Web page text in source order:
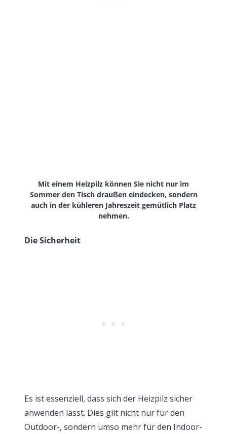
Mit einem Heizpilz können Sie nicht nur im
Sommer den Tisch draußen eindecken, sondern
auch in der kühleren Jahreszeit gemütlich Platz
nehmen.
Die Sicherheit
Es ist essenziell, dass sich der Heizpilz sicher
anwenden lässt. Dies gilt nicht nur für den
Outdoor-, sondern umso mehr für den Indoor-